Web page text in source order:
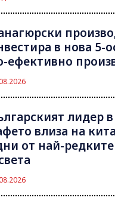
в нова 5-
ефективно
лидер
влиза на
от най-